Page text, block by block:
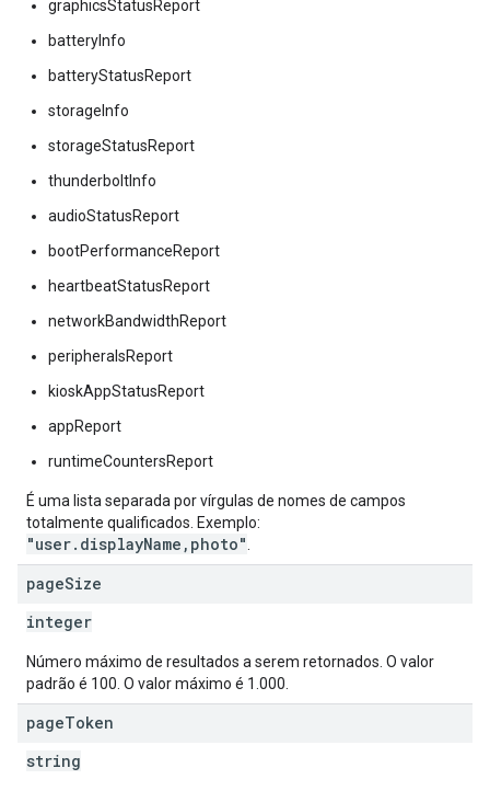
graphicsStatusReport
batteryInfo
batteryStatusReport
storageInfo
storageStatusReport
thunderboltInfo
audioStatusReport
bootPerformanceReport
heartbeatStatusReport
networkBandwidthReport
peripheralsReport
kioskAppStatusReport
appReport
runtimeCountersReport
É uma lista separada por vírgulas de nomes de campos
totalmente qualificados. Exemplo:
"user.displayName,photo"
pageSize
integer
Número máximo de resultados a serem retornados. O valor
padrão é 100. O valor máximo é 1.000.
pageToken
string